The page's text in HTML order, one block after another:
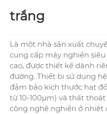
trắng
Là một nhà sản xuất
cung cấp máy nghiền
cao, được thiết kế dành
đường. Thiết bị sử dụng
đảm bảo kích thước hạt
từ 10-100μm) và thất
công nghệ nghiền ở